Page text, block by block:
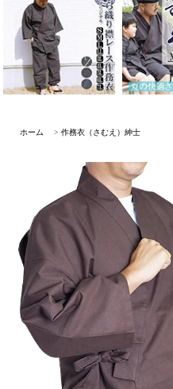
ホーム > 作務衣（さむえ）紳士